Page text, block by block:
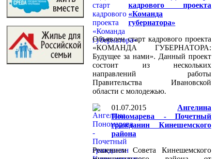
кадрового проекта
«Команда
губернатора»
Объявлен старт кадрового проекта
«КОМАНДА ГУБЕРНАТОРА:
Будущее за нами». Данный проект
состоит из нескольких
направлений работы
Правительства Ивановской
области с молодежью.
01.07.2015
Ангелина
Пономарева - Почетный
гражданин Кинешемского
района
Решением Совета Кинешемского